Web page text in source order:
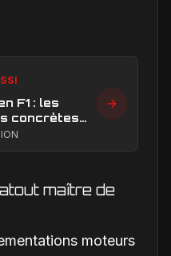
F1 : les
concrètes
son
maître de
moteurs